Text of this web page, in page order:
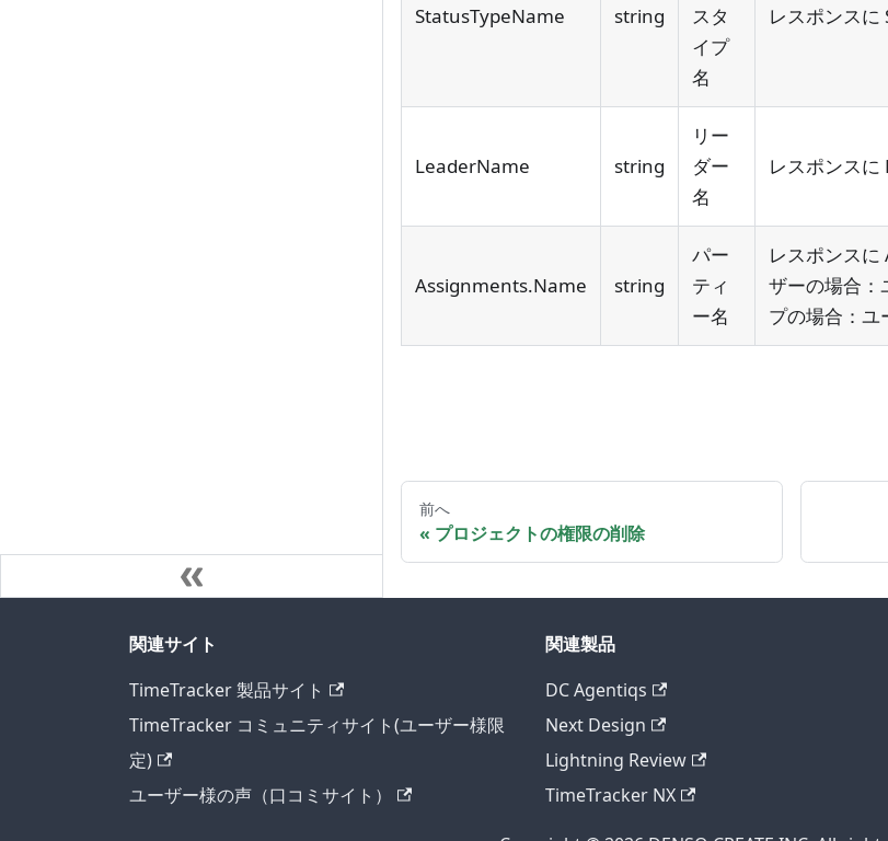
StatusTypeName string
スタ
イプ
名
レスポンス
LeaderName string
リー
ダー
名
レスポンス
Assignments.Name string
パー
ティ
ー名
レスポンス
ザーの場合：
プの場合：ユ
前へ
プロジェクトの権限の削除
関連サイト
TimeTracker 製品サイト
TimeTracker コミュニティサイト(ユーザー様限
定)
ユーザー様の声（口コミサイト）
関連製品
DC Agentiqs
Next Design
Lightning Review
TimeTracker NX